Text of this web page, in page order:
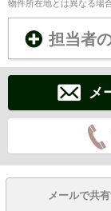
物件所在地とは異なる場
担当者
メ
メールで共